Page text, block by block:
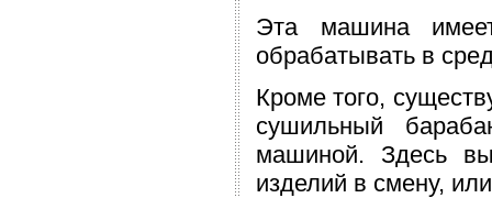
Эта машина
обрабатывать в
Кроме того,
сушильный
машиной. Здесь
изделий в смену,